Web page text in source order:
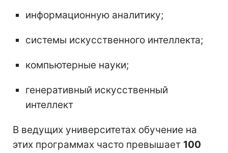
информационную аналитику;
системы искусственного интеллекта;
компьютерные науки;
генеративный искусственный
интеллект
В ведущих университетах обучение на
этих программах часто превышает 100